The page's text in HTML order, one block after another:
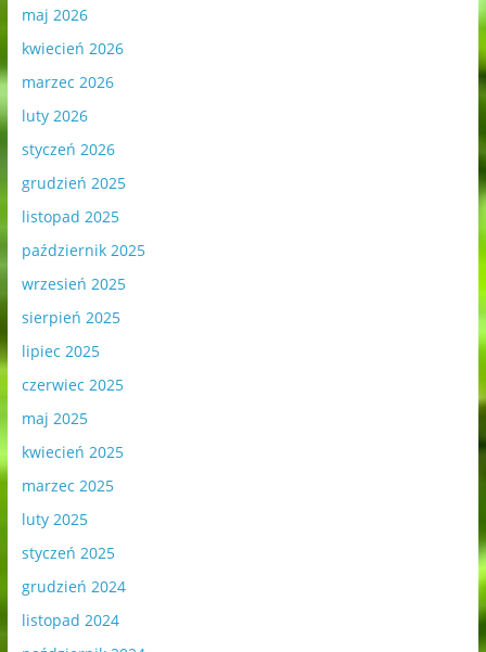
maj 2026
kwiecień 2026
marzec 2026
luty 2026
styczeń 2026
grudzień 2025
listopad 2025
październik 2025
wrzesień 2025
sierpień 2025
lipiec 2025
czerwiec 2025
maj 2025
kwiecień 2025
marzec 2025
luty 2025
styczeń 2025
grudzień 2024
listopad 2024